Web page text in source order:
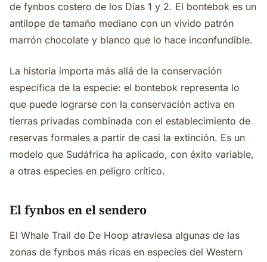
de fynbos costero de los Días 1 y 2. El bontebok es un
antílope de tamaño mediano con un vivido patrón
marrón chocolate y blanco que lo hace inconfundible.
La historia importa más allá de la conservación
específica de la especie: el bontebok representa lo
que puede lograrse con la conservación activa en
tierras privadas combinada con el establecimiento de
reservas formales a partir de casi la extinción. Es un
modelo que Sudáfrica ha aplicado, con éxito variable,
a otras especies en peligro crítico.
El fynbos en el sendero
El Whale Trail de De Hoop atraviesa algunas de las
zonas de fynbos más ricas en especies del Western